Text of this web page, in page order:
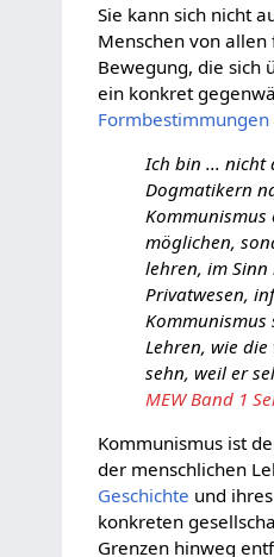
Sie kann sich nicht
Menschen von
Bewegung, die sich
ein konkret
Formbestimmungen
Ich bin ... nicht
Dogmatikern
möglichen,
lehren, im
Privatwesen,
Lehren, wie
sehn, weil er
MEW Band 1
Kommunismus ist
der menschlichen
Geschichte und ihres
konkreten
Grenzen hinweg